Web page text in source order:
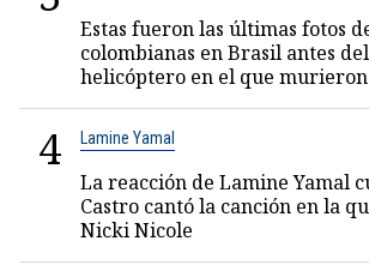
Estas fueron las últimas fotos
colombianas en Brasil antes
helicóptero en el que murieron
4 Lamine Yamal
La reacción de Lamine Yamal
Castro cantó la canción en la
Nicki Nicole